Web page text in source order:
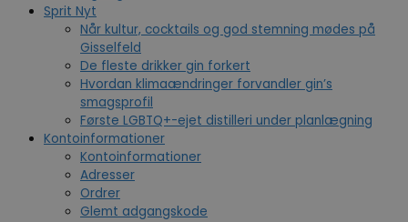
Sprit Nyt
Når kultur, cocktails og god stemning mødes på
Gisselfeld
De fleste drikker gin forkert
Hvordan klimaændringer forvandler gin’s
smagsprofil
Første LGBTQ+-ejet distilleri under planlægning
Kontoinformationer
Kontoinformationer
Adresser
Ordrer
Glemt adgangskode